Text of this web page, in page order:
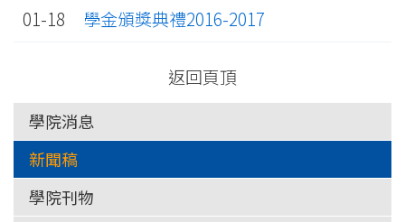
01-18
學金頒獎典禮2016-2017
返回頁頂
學院消息
新聞稿
學院刊物